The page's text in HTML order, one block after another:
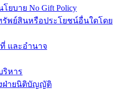
ยบาย No Gift Policy
รัพย์สินหรือประโยชน์อื่นใดโดย
และอำนาจ
ริหาร
ฝ่ายนิติบัญญัติ